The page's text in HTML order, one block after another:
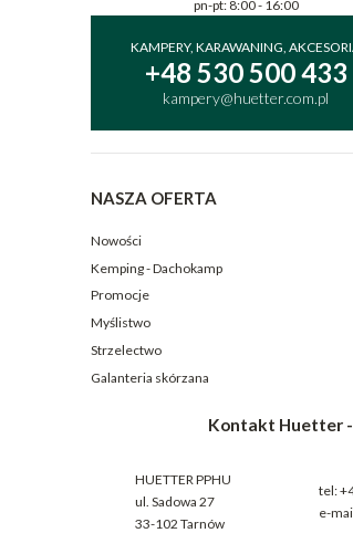
pn-pt: 8:00 - 16:00
KAMPERY, KARAWANING,
+48 530 500 433
kampery@huetter.com.pl
NASZA OFERTA
Nowości
Kemping - Dachokamp
Promocje
Myślistwo
Strzelectwo
Galanteria skórzana
Kontakt Huetter
HUETTER PPHU
ul. Sadowa 27
33-102 Tarnów
tel:
e-